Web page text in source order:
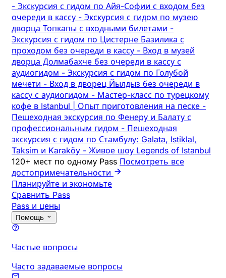
- Экскурсия с гидом по Айя-Софии с входом без
очереди в кассу - Экскурсия с гидом по музею
дворца Топкапы с входными билетами -
Экскурсия с гидом по Цистерне Базилика с
проходом без очереди в кассу - Вход в музей
дворца Долмабахче без очереди в кассу с
аудиогидом - Экскурсия с гидом по Голубой
мечети - Вход в дворец Йылдыз без очереди в
кассу с аудиогидом - Мастер-класс по турецкому
кофе в Istanbul | Опыт приготовления на песке -
Пешеходная экскурсия по Фенеру и Балату с
профессиональным гидом - Пешеходная
экскурсия с гидом по Стамбулу: Galata, Istiklal,
Taksim и Karaköy - Живое шоу Legends of Istanbul
120+ мест по одному Pass Посмотреть все
достопримечательности
Планируйте и экономьте
Сравнить Pass
Pass и цены
Помощь
Частые вопросы
Часто задаваемые вопросы